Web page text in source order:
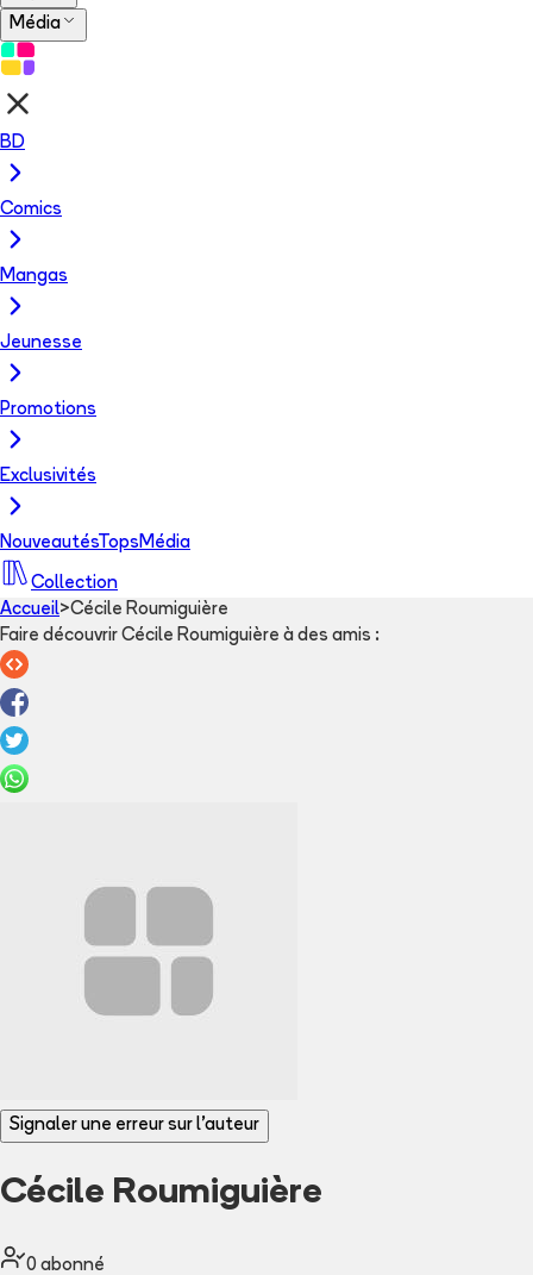
Média
BD
Comics
Mangas
Jeunesse
Promotions
Exclusivités
NouveautésTops Média
Collection
Accueil>Cécile Roumiguière
Faire découvrir Cécile Roumiguière à des amis :
Signaler une erreur sur l'auteur
Cécile Roumiguière
0 abonné